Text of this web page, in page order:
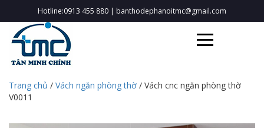
Hotline:0913 455 880 | banthodephanoitmc@gmail.com
Trang chủ / Vách ngăn phòng thờ / Vách cnc ngăn phòng thờ
V0011